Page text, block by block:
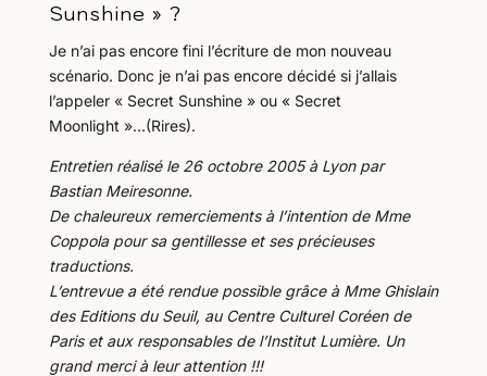
Sunshine » ?
Je n’ai pas encore fini l’écriture de mon nouveau
scénario. Donc je n’ai pas encore décidé si j’allais
l’appeler « Secret Sunshine » ou « Secret
Moonlight »…(Rires).
Entretien réalisé le 26 octobre 2005 à Lyon par
Bastian Meiresonne.
De chaleureux remerciements à l’intention de Mme
Coppola pour sa gentillesse et ses précieuses
traductions.
L’entrevue a été rendue possible grâce à Mme Ghislain
des Editions du Seuil, au Centre Culturel Coréen de
Paris et aux responsables de l’Institut Lumière. Un
grand merci à leur attention !!!